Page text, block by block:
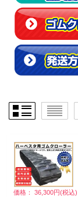
価格： 36,300円(税込)